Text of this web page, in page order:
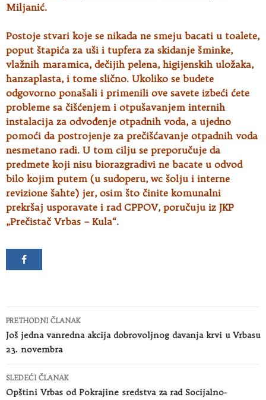
Miljanić.
Postoje stvari koje se nikada ne smeju bacati u toalete,
poput štapića za uši i tupfera za skidanje šminke,
vlažnih maramica, dečijih pelena, higijenskih uložaka,
hanzaplasta, i tome slično. Ukoliko se budete
odgovorno ponašali i primenili ove savete izbeći ćete
probleme sa čišćenjem i otpušavanjem internih
instalacija za odvođenje otpadnih voda, a ujedno
pomoći da postrojenje za prečišćavanje otpadnih voda
nesmetano radi. U tom cilju se preporučuje da
predmete koji nisu biorazgradivi ne bacate u odvod
bilo kojim putem (u sudoperu, wc šolju i interne
revizione šahte) jer, osim što činite komunalni
prekršaj usporavate i rad CPPOV, poručuju iz JKP
„Prečistač Vrbas – Kula“.
Kretanje
članaka
PRETHODNI ČLANAK
Još jedna vanredna akcija dobrovoljnog davanja krvi u Vrbasu
23. novembra
SLEDEĆI ČLANAK
Opštini Vrbas od Pokrajine sredstva za rad Socijalno-